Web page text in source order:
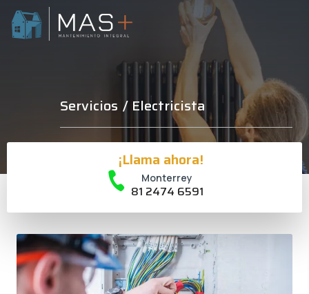
Servicios / Electricista
¡Llama ahora!
Monterrey
81 2474 6591